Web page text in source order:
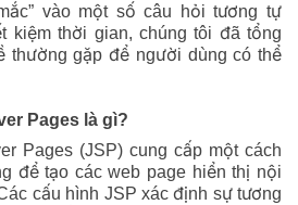
vào một số câu hỏi tương tự
kiệm thời gian, chúng tôi đã tổng
thường gặp để người dùng có thể
Pages là gì?
Pages (JSP) cung cấp một cách
để tạo các web page hiển thị nội
cấu hình JSP xác định sự tương